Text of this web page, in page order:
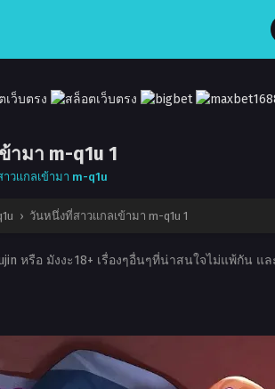
ามา m-q1u 1
วเเกลเข้ามา m-q1u
› วันหนึ่งที่สาวเเกลเข้ามา m-q1u 1
หรือ มังงะ18+ เรื่องๆอื่นๆที่น่าสนใจไม่แพ้กัน แ